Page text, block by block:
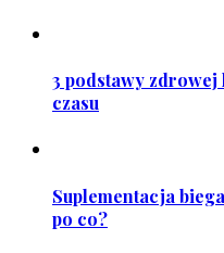
3 podstawy
czasu
Suplementacja
po co?